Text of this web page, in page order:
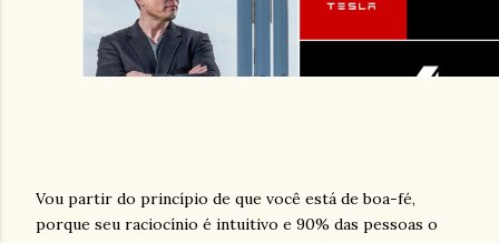
Vou partir do princípio de que você está de boa-fé,
porque seu raciocínio é intuitivo e 90% das pessoas o